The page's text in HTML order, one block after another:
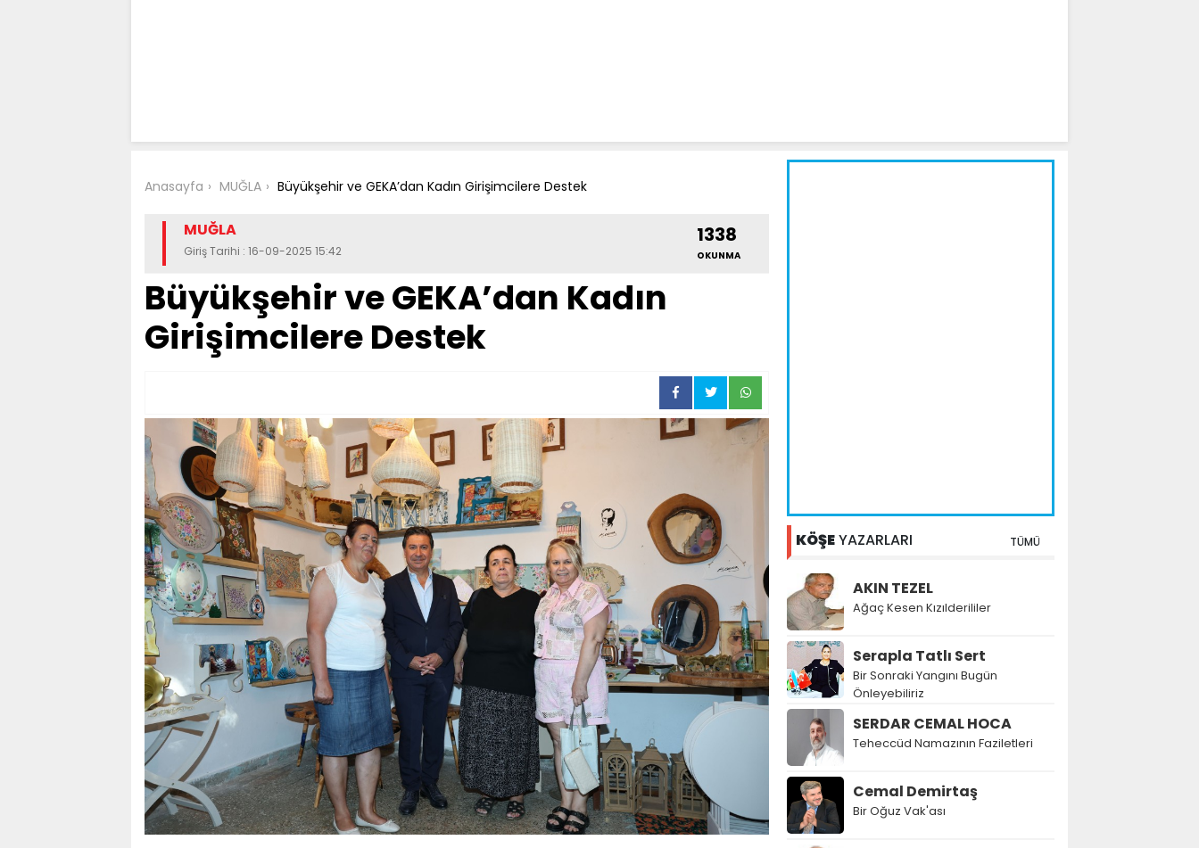
Anasayfa MUĞLA Büyükşehir ve GEKA’dan Kadın Girişimcilere Destek
MUĞLA
Giriş Tarihi : 16-09-2025 15:42
1338
OKUNMA
Büyükşehir ve GEKA’dan Kadın
Girişimcilere Destek
KÖŞEYAZARLARI TÜMÜ
AKIN TEZEL
Ağaç Kesen Kızılderililer
Serapla Tatlı Sert
Bir Sonraki Yangını Bugün
Önleyebiliriz
SERDAR CEMAL HOCA
Teheccüd Namazının Faziletleri
Cemal Demirtaş
Bir Oğuz Vak'ası